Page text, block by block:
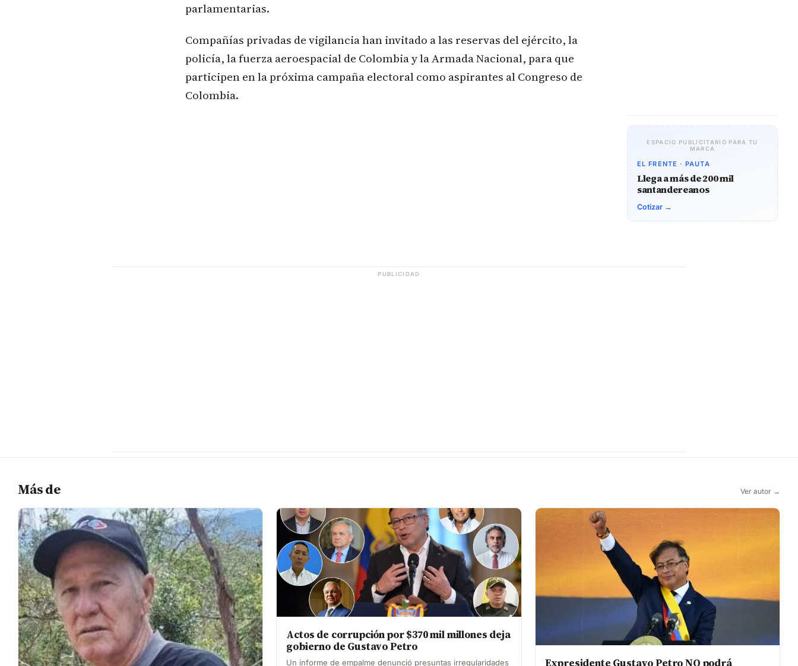
parlamentarias.
Compañías privadas de vigilancia han invitado a las reservas del ejército, la
policía, la fuerza aeroespacial de Colombia y la Armada Nacional, para que
participen en la próxima campaña electoral como aspirantes al Congreso de
Colombia.
ESPACIO PUBLICITARIO PARA TU
MARCA
EL FRENTE · PAUTA
Llega a más de 200 mil
santandereanos
Cotizar →
PUBLICIDAD
Más de Ver autor →
Actos de corrupción por $370 mil millones deja
gobierno de Gustavo Petro
Un informe de empalme denunció presuntas irregularidades